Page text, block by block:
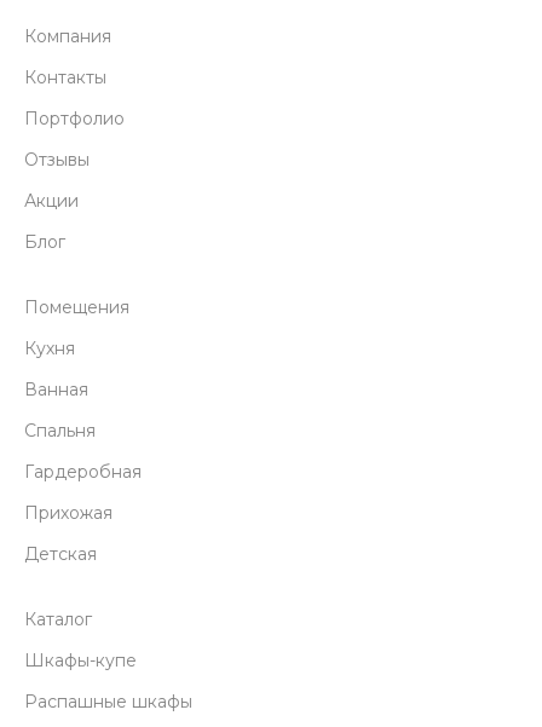
Компания
Контакты
Портфолио
Отзывы
Акции
Блог
Помещения
Кухня
Ванная
Спальня
Гардеробная
Прихожая
Детская
Каталог
Шкафы-купе
Распашные шкафы